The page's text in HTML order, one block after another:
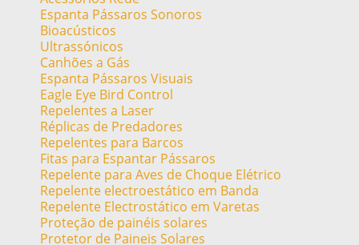
Espanta Pássaros Sonoros
Bioacústicos
Ultrassónicos
Canhões a Gás
Espanta Pássaros Visuais
Eagle Eye Bird Control
Repelentes a Laser
Réplicas de Predadores
Repelentes para Barcos
Fitas para Espantar Pássaros
Repelente para Aves de Choque Elétrico
Repelente electroestático em Banda
Repelente Electrostático em Varetas
Proteção de painéis solares
Protetor de Paineis Solares